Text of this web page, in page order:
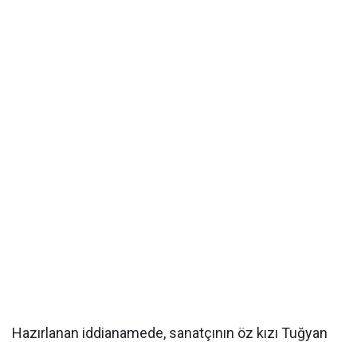
Hazırlanan iddianamede, sanatçının öz kızı Tuğyan